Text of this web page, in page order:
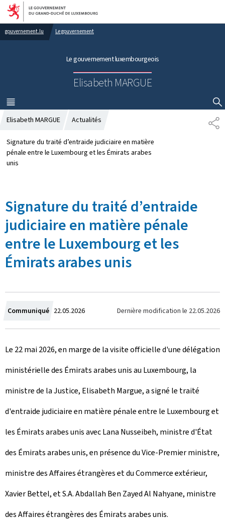
Aller au menu principal
Aller au contenu
gouvernement.lu Le gouvernement
Le gouvernement luxembourgeois
Elisabeth MARGUE
MENU
PRINCIPAL
AFFICHER / MASQUER LA RECHERCHE
P
A
Elisabeth MARGUE Actualités
Signature du traité d’entraide judiciaire en matière
pénale entre le Luxembourg et les Émirats arabes
unis
Signature du traité d’entraide
judiciaire en matière pénale
entre le Luxembourg et les
Émirats arabes unis
Communiqué C
r
é
e
l
e
22.05.2026 Dernière modification le 22.05.2026
Le 22 mai 2026, en marge de la visite officielle d'une délégation
ministérielle des Émirats arabes unis au Luxembourg, la
ministre de la Justice, Elisabeth Margue, a signé le traité
d'entraide judiciaire en matière pénale entre le Luxembourg et
les Émirats arabes unis avec Lana Nusseibeh, ministre d'État
des Émirats arabes unis, en présence du Vice-Premier ministre,
ministre des Affaires étrangères et du Commerce extérieur,
Xavier Bettel, et S.A. Abdallah Ben Zayed Al Nahyane, ministre
des Affaires étrangères des Émirats arabes unis.